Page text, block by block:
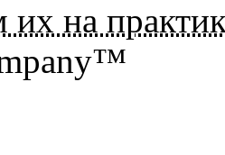
их на